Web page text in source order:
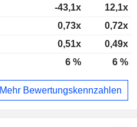
-43,1x
12,1x
0,73x
0,72x
0,51x
0,49x
6 % 6 %
Mehr Bewertungskennzahlen